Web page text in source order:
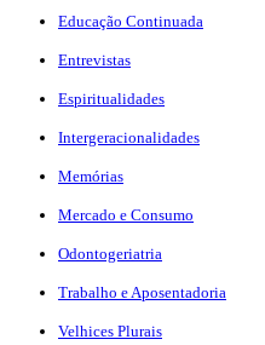
Educação Continuada
Entrevistas
Espiritualidades
Intergeracionalidades
Memórias
Mercado e Consumo
Odontogeriatria
Trabalho e Aposentadoria
Velhices Plurais